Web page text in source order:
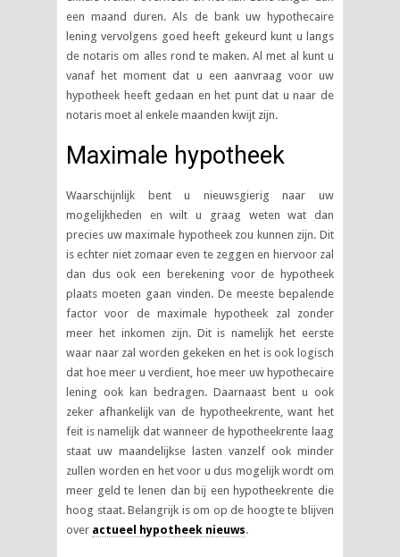
een maand duren. Als de bank uw hypothecaire
lening vervolgens goed heeft gekeurd kunt u langs
de notaris om alles rond te maken. Al met al kunt u
vanaf het moment dat u een aanvraag voor uw
hypotheek heeft gedaan en het punt dat u naar de
notaris moet al enkele maanden kwijt zijn.
Maximale hypotheek
Waarschijnlijk bent u nieuwsgierig naar uw
mogelijkheden en wilt u graag weten wat dan
precies uw maximale hypotheek zou kunnen zijn. Dit
is echter niet zomaar even te zeggen en hiervoor zal
dan dus ook een berekening voor de hypotheek
plaats moeten gaan vinden. De meeste bepalende
factor voor de maximale hypotheek zal zonder
meer het inkomen zijn. Dit is namelijk het eerste
waar naar zal worden gekeken en het is ook logisch
dat hoe meer u verdient, hoe meer uw hypothecaire
lening ook kan bedragen. Daarnaast bent u ook
zeker afhankelijk van de hypotheekrente, want het
feit is namelijk dat wanneer de hypotheekrente laag
staat uw maandelijkse lasten vanzelf ook minder
zullen worden en het voor u dus mogelijk wordt om
meer geld te lenen dan bij een hypotheekrente die
hoog staat. Belangrijk is om op de hoogte te blijven
over actueel hypotheek nieuws.